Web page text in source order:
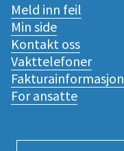
Meld inn feil
Min side
Kontakt oss
Vakttelefoner
Fakturainformasjon
For ansatte